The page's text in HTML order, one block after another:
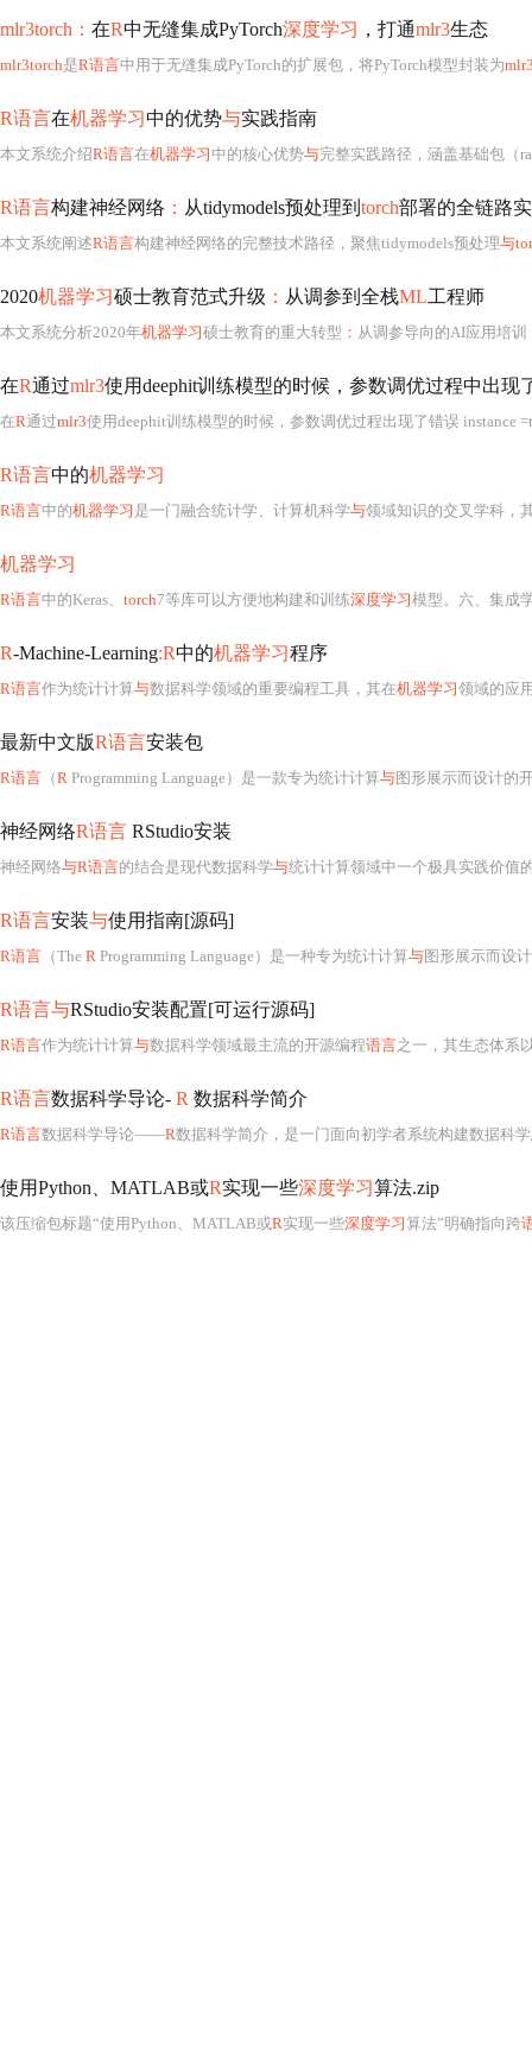
mlr3torch： 在R中无缝集成PyTorch深度学习 ，打通mlr3生态
mlr3torch是R语言中用于无缝集成PyTorch的扩展包，将PyTorch模型封装为
R语言在机器学习中的优势与实践指南
本文系统介绍R语言在机器学习中的核心优势与完整实践路径，涵盖基础包（randomForest、
R语言构建神经网络 ： 从tidymodels预处理到 torch部署的全链路
本文系统阐述R语言构建神经网络的完整技术路径，聚焦tidymodels预处理与
2020机器学习硕士教育范式升级 ： 从调参到全栈ML工程师
本文系统分析2020年机器学习硕士教育的重大转型 ： 从调参导向的AI应用培
在R通过mlr3使用deephit训练模型的时候，参数调优过程中出现
在R通过mlr3使用deephit训练模型的时候，参数调优过程出现了错误 instance =ti(deephit, lrn("surv.deephit", learning_rate = 0.0001,optimizer = 'adam'), resampling = rsmp("cv", folds = 5), measures = msr("surv.cindex"), trm("none"), search_space = search_space )
R语言中的机器学习
R语言中的机器学习 是一门融合统计学、计算机科学与领域知识的交叉学科，其核心目标是通过算法
机器学习
R语言中的Keras、 torch7等库可以方便地构建和训练深度学习模型。六、集成
R-Machine-Learning:R中的机器学习程序
R语言作为统计计算与数据科学领域的重要编程工具，其在机器学习领域的应
最新中文版R语言安装包
R语言 （R Programming Language）是一款专为统计计算与图形展示而设计的
神经网络R语言 RStudio安装
神经网络与R语言的结合是现代数据科学与统计计算领域中一个极具实践价值
R语言安装与使用指南[源码]
R语言 （The R Programming Language）是一种专为统计计算与图形展示而设
R语言与RStudio安装配置[可运行源码]
R语言作为统计计算与数据科学领域最主流的开源编程语言之一，其生态体系
R语言数据科学导论- R 数据科学简介
R语言数据科学导论——R数据科学简介，是一门面向初学者系统构建数据科
使用Python、MATLAB或R实现一些深度学习算法.zip
该压缩包标题“使用Python、MATLAB或R实现一些深度学习算法”明确指向跨